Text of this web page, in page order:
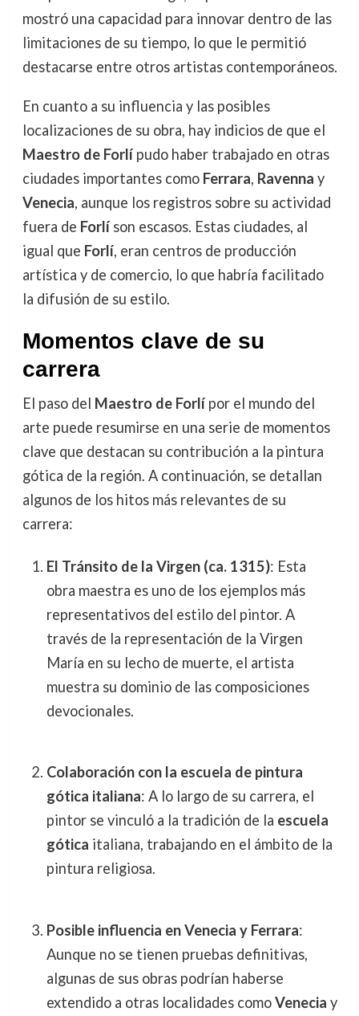
mostró una capacidad para innovar dentro de las
limitaciones de su tiempo, lo que le permitió
destacarse entre otros artistas contemporáneos.
En cuanto a su influencia y las posibles
localizaciones de su obra, hay indicios de que el
Maestro de Forlípudo haber trabajado en otras
ciudades importantes como Ferrara, Ravenna y
Venecia, aunque los registros sobre su actividad
fuera de Forlíson escasos. Estas ciudades, al
igual que Forlí, eran centros de producción
artística y de comercio, lo que habría facilitado
la difusión de su estilo.
Momentos clave de su
carrera
El paso del Maestro de Forlípor el mundo del
arte puede resumirse en una serie de momentos
clave que destacan su contribución a la pintura
gótica de la región. A continuación, se detallan
algunos de los hitos más relevantes de su
carrera:
El Tránsito de la Virgen (ca. 1315): Esta
obra maestra es uno de los ejemplos más
representativos del estilo del pintor. A
través de la representación de la Virgen
María en su lecho de muerte, el artista
muestra su dominio de las composiciones
devocionales.
Colaboración con la escuela de pintura
gótica italiana: A lo largo de su carrera, el
pintor se vinculó a la tradición de la escuela
gótica italiana, trabajando en el ámbito de la
pintura religiosa.
Posible influencia en Venecia y Ferrara:
Aunque no se tienen pruebas definitivas,
algunas de sus obras podrían haberse
extendido a otras localidades comoVenecia y